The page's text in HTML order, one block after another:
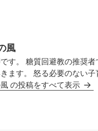
風
す。 糖質回避教の推奨
ます。 怒る必要のない子
の投稿をすべて表示